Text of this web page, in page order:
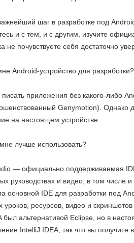
шаг в разработке под
и с тем, и с другим, изучите
не почувствуете себя достаточно
Android-устройство для разработки?
приложения без какого-либо
Genymotion). Однако
на настоящем устройстве.
лучше использовать?
— официально поддерживаемая
руководствах и видео, в том числе и
основной IDE для разработки под
уроков, ресурсов, видео и
был альтернативой Eclipse, но в
IntelliJ IDEA, так что вы